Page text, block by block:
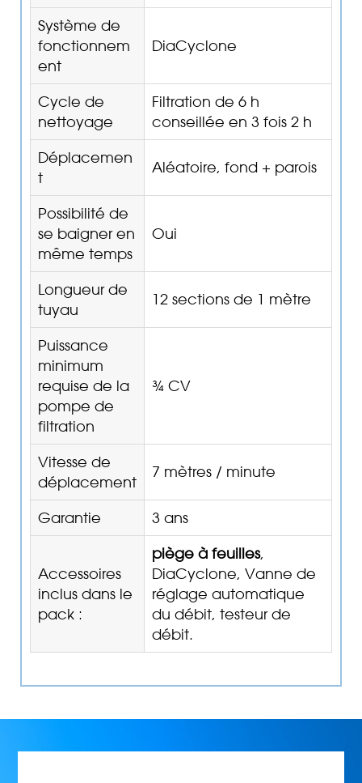
Système de
fonctionnem
ent
DiaCyclone
Cycle de
nettoyage
Filtration de 6 h
conseillée en 3 fois 2 h
Déplacemen
t
Aléatoire, fond + parois
Possibilité de
se baigner en
même temps
Oui
Longueur de
tuyau
12 sections de 1 mètre
Puissance
minimum
requise de la
pompe de
filtration
¾ CV
Vitesse de
déplacement
7 mètres / minute
Garantie 3 ans
Accessoires
inclus dans le
pack :
piège à feuilles,
DiaCyclone, Vanne de
réglage automatique
du débit, testeur de
débit.